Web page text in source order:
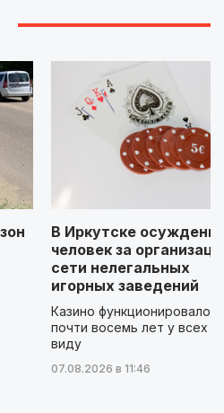
В Иркутске осуждены
человек за
сети нелегальных
игорных заведений
Казино функционировало
почти восемь лет у всех
виду
07.08.2026 в 11:46